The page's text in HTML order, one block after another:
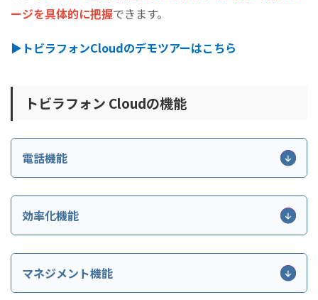
ージを具体的に把握できます。
▶トビラフォンCloudのデモツアーはこちら
トビラフォン Cloudの機能
電話機能
機能名 概
外線通話
番号ごとに担当者や部署への
内線通話 組織内で利用可能な無料の内
効率化機能
機能名 概要
迷惑電話フィルタ
迷惑電話や不要な営業電話をデータ
マネジメント機能